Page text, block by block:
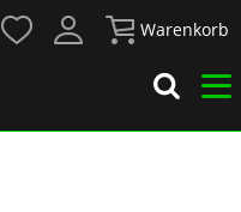
Warenkorb